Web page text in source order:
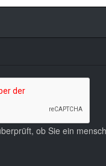
ob Sie ein